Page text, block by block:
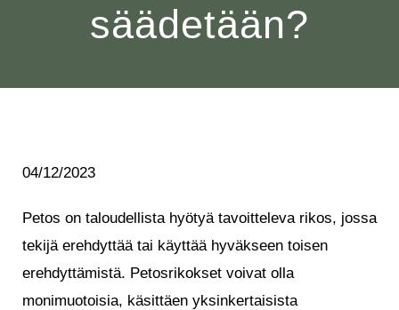
säädetään?
04/12/2023
Petos on taloudellista hyötyä tavoitteleva rikos, jossa
tekijä erehdyttää tai käyttää hyväkseen toisen
erehdyttämistä. Petosrikokset voivat olla
monimuotoisia, käsittäen yksinkertaisista